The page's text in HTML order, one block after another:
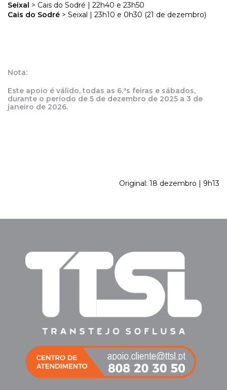
Seixal > Cais do Sodré | 22h40 e 23h50
Cais do Sodré > Seixal | 23h10 e 0h30 (21 de dezembro)
Nota:
Este apoio é válido, todas as 6.ªs feiras e sábados,
durante o período de 5 de dezembro de 2025 a 3 de
janeiro de 2026.
Original: 18 dezembro | 9h13